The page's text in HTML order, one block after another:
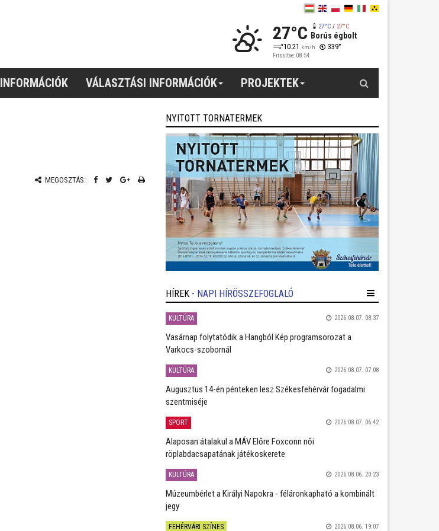
27°C 27°C/ 27°C
Borús égbolt
10.21 km/h 339°
Frissítve: 08:54
INFORMÁCIÓK VÁLASZTÁSI INFORMÁCIÓK PROJEKTEK
MEGOSZTÁS:
NYITOTT TORNATERMEK
HÍREK - NAPI HÍRÖSSZEFOGLALÓ
KULTÚRA 2026.08.07. 08:37
Vasárnap folytatódik a Hangból Kép programsorozat a
Varkocs-szobornál
KULTÚRA 2026.08.07. 07:08
Augusztus 14-én pénteken lesz Székesfehérvár fogadalmi
szentmiséje
SPORT 2026.08.07. 06:42
Alaposan átalakul a MÁV Előre Foxconn női
röplabdacsapatának játékoskerete
KULTÚRA 2026.08.06. 20:23
Múzeumbérlet a Királyi Napokra - féláronkapható a kombinált
jegy
FEHÉRVÁRI SZÍNES 2026.08.06. 19:07